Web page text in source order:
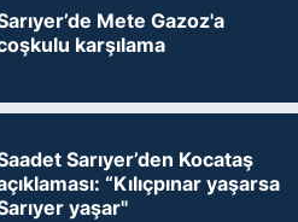
Mete Gazoz'a
karşılama
Sarıyer’den Kocataş
“Kılıçpınar yaşarsa
yaşar"